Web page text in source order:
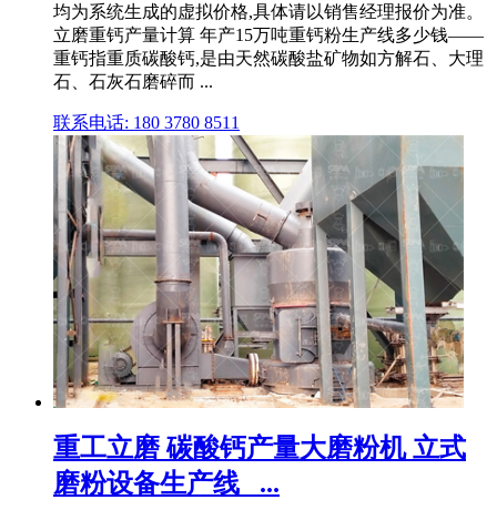
均为系统生成的虚拟价格,具体请以销售经理报价为准。
立磨重钙产量计算 年产15万吨重钙粉生产线多少钱——
重钙指重质碳酸钙,是由天然碳酸盐矿物如方解石、大理
石、石灰石磨碎而 ...
联系电话: 180 3780 8511
重工立磨 碳酸钙产量大磨粉机 立式
磨粉设备生产线_ ...